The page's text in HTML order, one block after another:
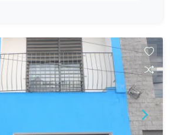
aproveitar a área externa da
acesso aos principais pontos
é uma oportunidade para
com excelente potencial por
contato e
Venha conhecer de perto tudo